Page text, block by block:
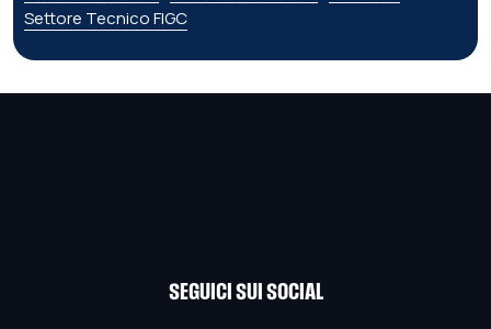
Settore Tecnico FIGC
SEGUICI SUI SOCIAL